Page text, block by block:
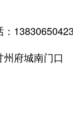
：13830650423
州府城南门口